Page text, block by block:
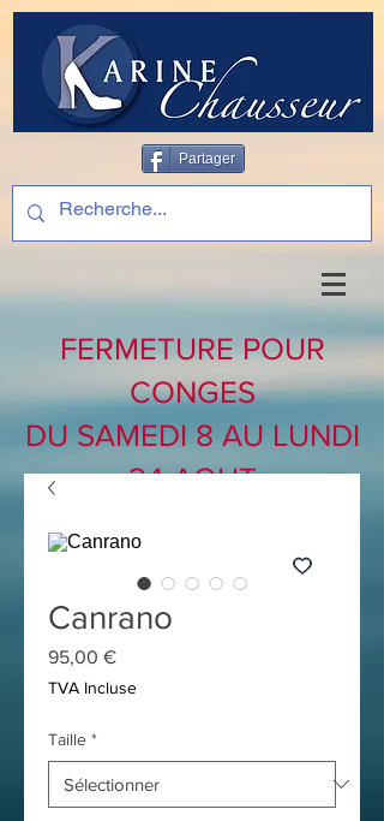
Partager
FERMETURE POUR
CONGES
DU SAMEDI 8 AU LUNDI
24 AOUT
Canrano
95,00 €Prix
TVA Incluse
Taille *